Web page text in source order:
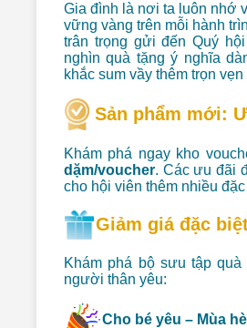
Gia đình là nơi ta luôn nhớ
vững vàng trên mỗi hành
trân trọng gửi đến Quý
nghìn quà tặng ý nghĩa
khắc sum vầy thêm trọn
Sản phẩm mới:
Khám phá ngay kho
dặm/voucher. Các ưu đãi
cho hội viên thêm nhiều
Giảm giá đặc
Khám phá bộ sưu tập
người thân yêu:
Cho bé yêu – Mùa